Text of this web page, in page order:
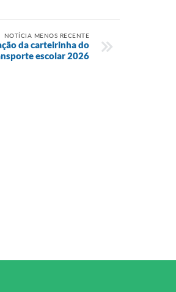
NOTÍCIA MENOS RECENTE
da carteirinha do
escolar 2026